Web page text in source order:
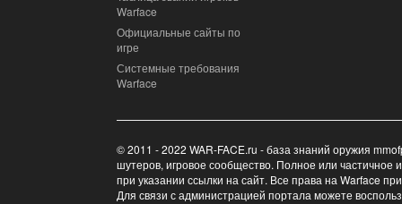
Warface
Официальные сайты по
игре
Системные требования
Warface
© 2011 - 2022 WAR-FACE.ru - база знаний оружия
шутеров, игровое сообщество. Полное или частичное
при указании ссылки на сайт. Все права на Warface
Для связи с администрацией портала можете